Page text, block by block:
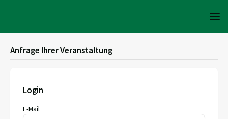
Anfrage Ihrer Veranstaltung
Login
E-Mail